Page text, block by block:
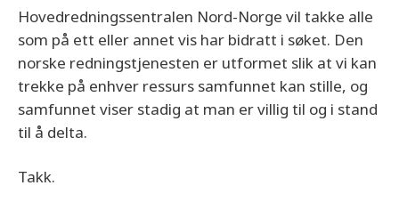
Hovedredningssentralen Nord-Norge vil takke alle
som på ett eller annet vis har bidratt i søket. Den
norske redningstjenesten er utformet slik at vi kan
trekke på enhver ressurs samfunnet kan stille, og
samfunnet viser stadig at man er villig til og i stand
til å delta.
Takk.